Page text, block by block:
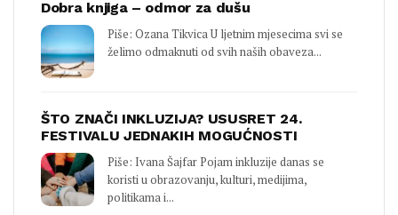
Dobra knjiga – odmor za dušu
Piše: Ozana Tikvica U ljetnim mjesecima svi se
želimo odmaknuti od svih naših obaveza...
ŠTO ZNAČI INKLUZIJA? USUSRET 24.
FESTIVALU JEDNAKIH MOGUĆNOSTI
Piše: Ivana Šajfar Pojam inkluzije danas se
koristi u obrazovanju, kulturi, medijima,
politikama i...